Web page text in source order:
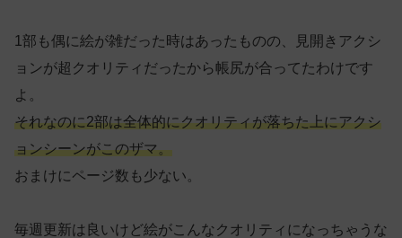
1部も偶に絵が雑だった時はあったものの、見開きアクシ
ョンが超クオリティだったから帳尻が合ってたわけです
よ。
それなのに2部は全体的にクオリティが落ちた上にアクシ
ョンシーンがこのザマ。
おまけにページ数も少ない。
毎週更新は良いけど絵がこんなクオリティになっちゃうな